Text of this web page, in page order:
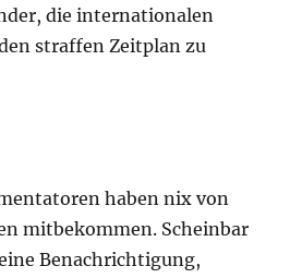
die internationalen
straffen Zeitplan zu
haben nix von
mitbekommen. Scheinbar
Benachrichtigung,